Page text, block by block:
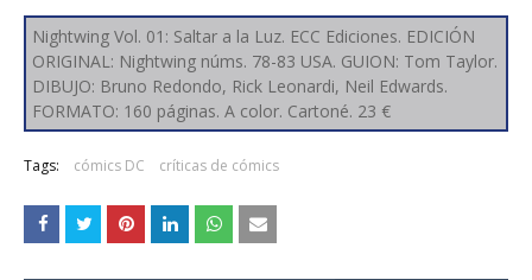
Nightwing Vol. 01: Saltar a la Luz. ECC Ediciones. EDICIÓN
ORIGINAL: Nightwing núms. 78-83 USA. GUION: Tom Taylor.
DIBUJO: Bruno Redondo, Rick Leonardi, Neil Edwards.
FORMATO: 160 páginas. A color. Cartoné. 23 €
Tags: cómics DC críticas de cómics